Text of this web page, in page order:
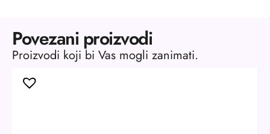
Povezani proizvodi
Proizvodi koji bi Vas mogli zanimati.